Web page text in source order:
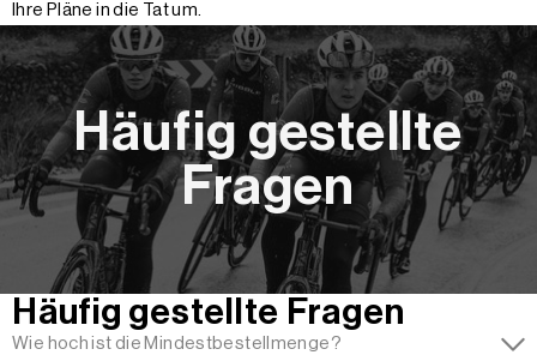
Ihre Pläne in die Tat um.
Häufig gestellte
Fragen
Häufig gestellte Fragen
Wie hoch ist die Mindestbestellmenge?